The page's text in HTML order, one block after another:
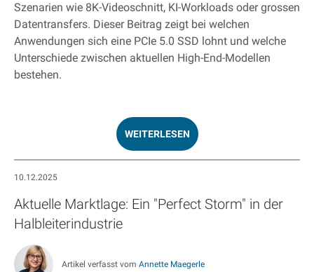
Szenarien wie 8K-Videoschnitt, KI-Workloads oder grossen
Datentransfers. Dieser Beitrag zeigt bei welchen
Anwendungen sich eine PCIe 5.0 SSD lohnt und welche
Unterschiede zwischen aktuellen High-End-Modellen
bestehen.
WEITERLESEN
10.12.2025
Aktuelle Marktlage: Ein "Perfect Storm" in der
Halbleiterindustrie
Artikel verfasst vom Annette Maegerle